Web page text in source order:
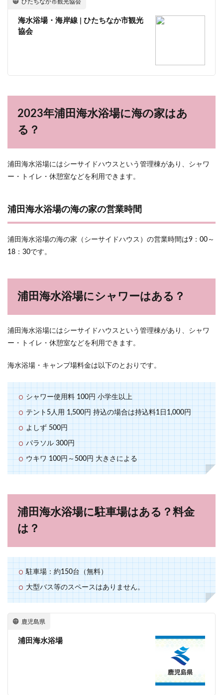
ひたちなか市観光協会
海水浴場・海岸線 | ひたちなか市観光
協会
2023年浦田海水浴場に海の家はあ
る？
浦田海水浴場にはシーサイドハウスという管理棟があり、シャワ
ー・トイレ・休憩室などを利用できます。
浦田海水浴場の海の家の営業時間
浦田海水浴場の海の家（シーサイドハウス）の営業時間は9：00～
18：30です。
浦田海水浴場にシャワーはある？
浦田海水浴場にはシーサイドハウスという管理棟があり、シャワ
ー・トイレ・休憩室などを利用できます。
海水浴場・キャンプ場料金は以下のとおりです。
シャワー使用料 100円 小学生以上
テント5人用 1,500円 持込の場合は持込料1日1,000円
よしず 500円
パラソル 300円
ウキワ 100円～500円 大きさによる
浦田海水浴場に駐車場はある？料金
は？
駐車場：約150台（無料）
大型バス等のスペースはありません。
鹿児島県
浦田海水浴場